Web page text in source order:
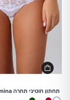
תחתון חוטיני תחרה Femina